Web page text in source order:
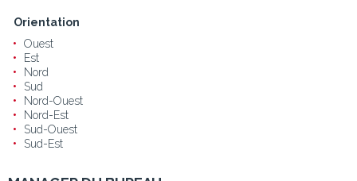
Orientation
Ouest
Est
Nord
Sud
Nord-Ouest
Nord-Est
Sud-Ouest
Sud-Est